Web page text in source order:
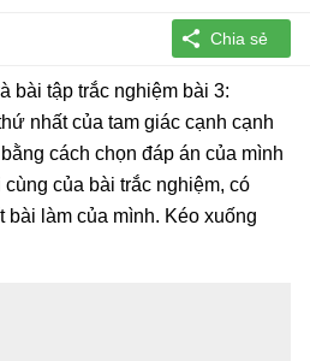
bài tập trắc nghiệm bài 3:
nhất của tam giác cạnh cạnh
cách chọn đáp án của mình
của bài trắc nghiệm, có
bài làm của mình. Kéo xuống